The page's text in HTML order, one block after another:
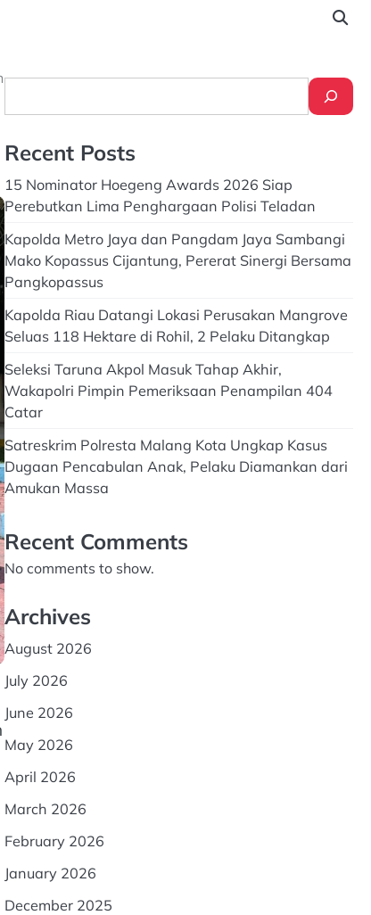
Recent Posts
15 Nominator Hoegeng Awards 2026 Siap
Perebutkan Lima Penghargaan Polisi Teladan
Kapolda Metro Jaya dan Pangdam Jaya Sambangi
Mako Kopassus Cijantung, Pererat Sinergi Bersama
Pangkopassus
Kapolda Riau Datangi Lokasi Perusakan Mangrove
Seluas 118 Hektare di Rohil, 2 Pelaku Ditangkap
Seleksi Taruna Akpol Masuk Tahap Akhir,
Wakapolri Pimpin Pemeriksaan Penampilan 404
Catar
Satreskrim Polresta Malang Kota Ungkap Kasus
Dugaan Pencabulan Anak, Pelaku Diamankan dari
Amukan Massa
Recent Comments
No comments to show.
Archives
August 2026
July 2026
June 2026
May 2026
April 2026
March 2026
February 2026
January 2026
December 2025